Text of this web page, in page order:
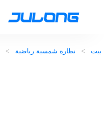
بيت > نظارة شمسية رياضية >